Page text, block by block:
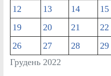
Грудень 2022
12
13 14 15
19
20 21 22
26
27 28 29